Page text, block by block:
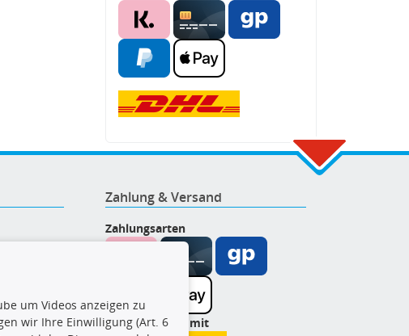
Zahlung & Versand
Zahlungsarten
Wir versenden mit
um Videos anzeigen zu
wir Ihre Einwilligung (Art. 6